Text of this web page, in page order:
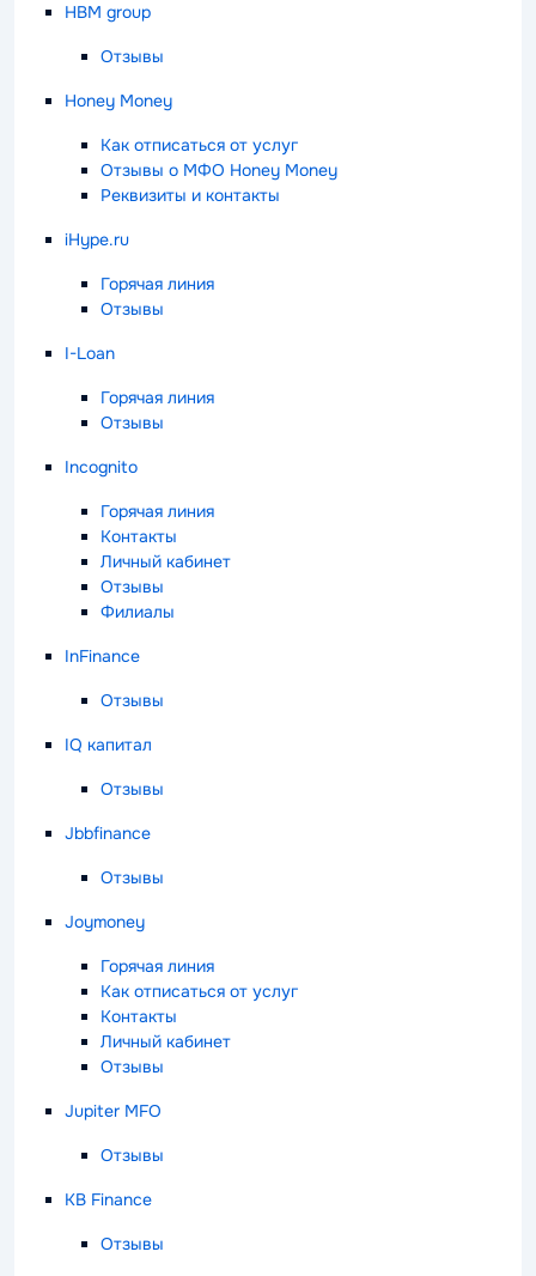
HBM group
Отзывы
Honey Money
Как отписаться от услуг
Отзывы о МФО Honey Money
Реквизиты и контакты
iHype.ru
Горячая линия
Отзывы
I-Loan
Горячая линия
Отзывы
Incognito
Горячая линия
Контакты
Личный кабинет
Отзывы
Филиалы
InFinance
Отзывы
IQ капитал
Отзывы
Jbbfinance
Отзывы
Joymoney
Горячая линия
Как отписаться от услуг
Контакты
Личный кабинет
Отзывы
Jupiter MFO
Отзывы
KB Finance
Отзывы